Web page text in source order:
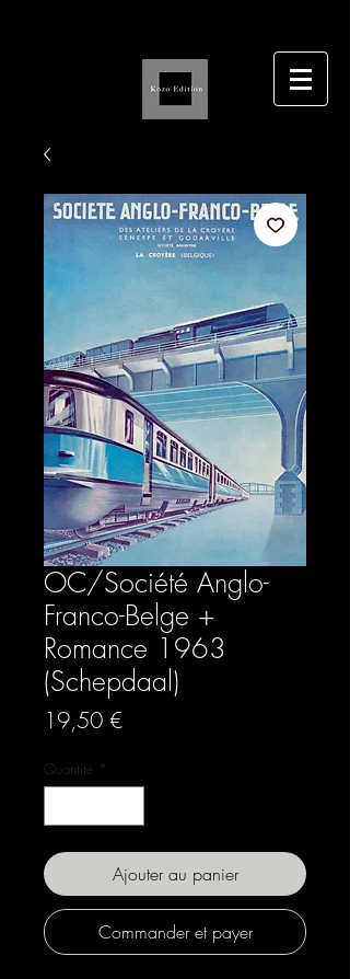
OC/Société Anglo-
Franco-Belge +
Romance 1963
(Schepdaal)
19,50 €Prix
Quantité *
Ajouter au panier
Commander et payer